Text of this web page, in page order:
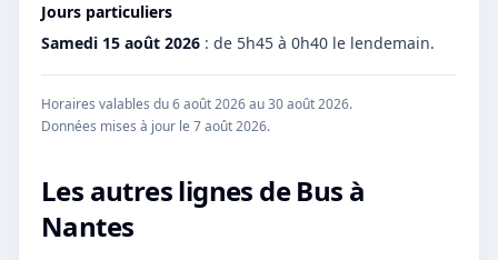
Jours particuliers
Samedi 15 août 2026 : de 5h45 à 0h40 le lendemain.
Horaires valables du 6 août 2026 au 30 août 2026.
Données mises à jour le 7 août 2026.
Les autres lignes deBus à
Nantes